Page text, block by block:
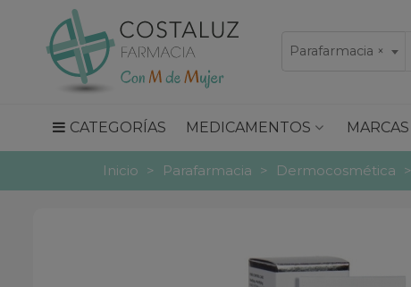
×
Parafarmacia
CATEGORÍAS MEDICAMENTOS MARCAS
Inicio > Parafarmacia > Dermocosmética >